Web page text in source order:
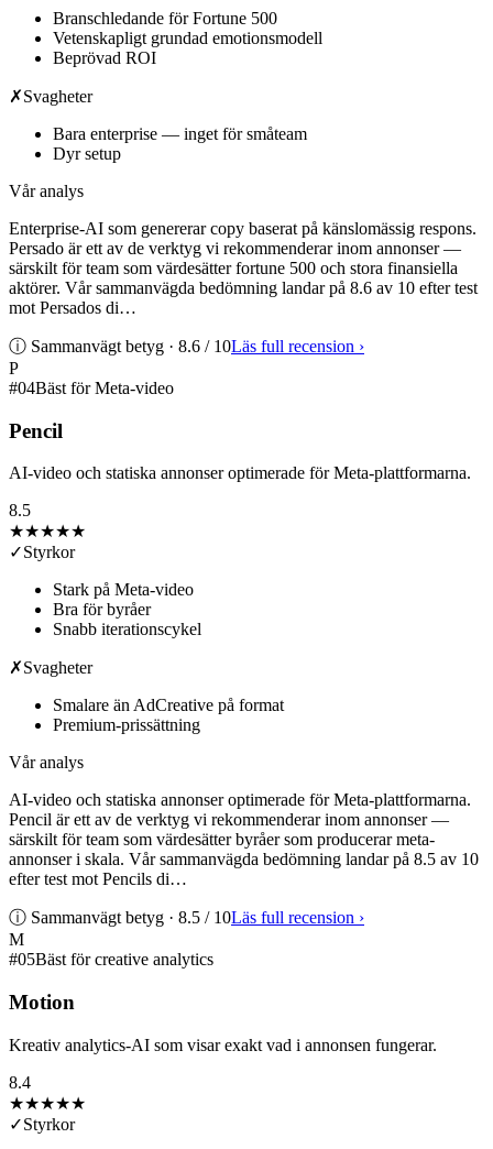
Branschledande för Fortune 500
Vetenskapligt grundad emotionsmodell
Beprövad ROI
✗Svagheter
Bara enterprise — inget för småteam
Dyr setup
Vår analys
Enterprise-AI som genererar copy baserat på känslomässig respons.
Persado är ett av de verktyg vi rekommenderar inom annonser —
särskilt för team som värdesätter fortune 500 och stora finansiella
aktörer. Vår sammanvägda bedömning landar på 8.6 av 10 efter test
mot Persados di…
ⓘ Sammanvägt betyg · 8.6 / 10Läs full recension ›
P
#04Bäst för Meta-video
Pencil
AI-video och statiska annonser optimerade för Meta-plattformarna.
8.5
★★★★★
✓Styrkor
Stark på Meta-video
Bra för byråer
Snabb iterationscykel
✗Svagheter
Smalare än AdCreative på format
Premium-prissättning
Vår analys
AI-video och statiska annonser optimerade för Meta-plattformarna.
Pencil är ett av de verktyg vi rekommenderar inom annonser —
särskilt för team som värdesätter byråer som producerar meta-
annonser i skala. Vår sammanvägda bedömning landar på 8.5 av 10
efter test mot Pencils di…
ⓘ Sammanvägt betyg · 8.5 / 10Läs full recension ›
M
#05Bäst för creative analytics
Motion
Kreativ analytics-AI som visar exakt vad i annonsen fungerar.
8.4
★★★★★
✓Styrkor